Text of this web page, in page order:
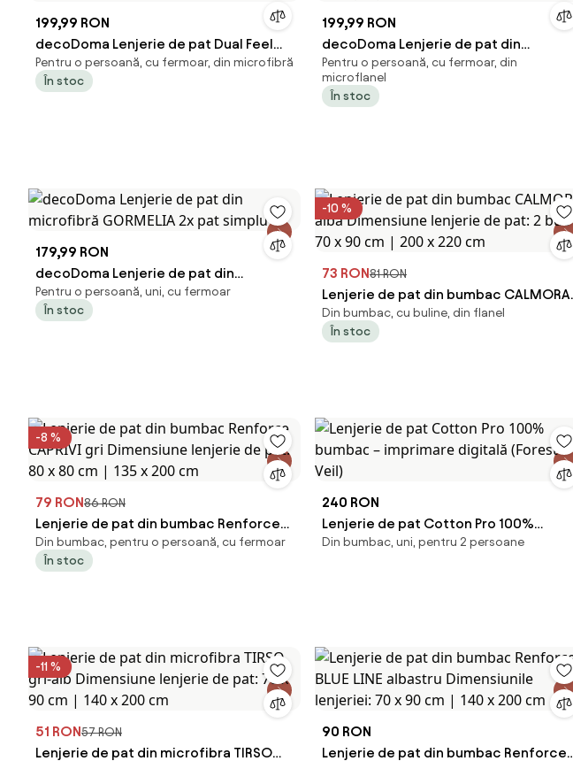
199,99 RON
decoDoma Lenjerie de pat Dual Feel
EVELYN
Pentru o persoană, cu fermoar, din microfibră
În stoc
199,99 RON
decoDoma Lenjerie de pat din
micropluş DAGMAR
Pentru o persoană, cu fermoar, din
microflanel
În stoc
179,99 RON
decoDoma Lenjerie de pat din
microfibră GORMELIA 2x pat simplu
Pentru o persoană, uni, cu fermoar
În stoc
-10 %
73 RON81 RON
Lenjerie de pat din bumbac CALMORA
albă Dimensiune lenjerie de pat: 2 buc
70 x 90 cm | 200 x 220 cm
Din bumbac, cu buline, din flanel
În stoc
-8 %
79 RON86 RON
Lenjerie de pat din bumbac Renforce
CAPRIVI gri Dimensiune lenjerie de pat:
80 x 80 cm | 135 x 200 cm
Din bumbac, pentru o persoană, cu fermoar
În stoc
240 RON
Lenjerie de pat Cotton Pro 100%
bumbac – imprimare digitală (Forest
Din bumbac, uni, pentru 2 persoane
-11 %
51 RON57 RON
Lenjerie de pat din microfibra TIRSO
90 RON
Lenjerie de pat din bumbac Renforce